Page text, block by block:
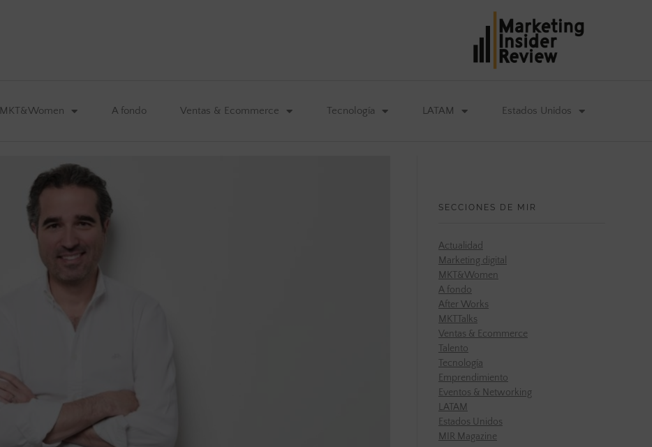
MKT&Women A fondo Ventas & Ecommerce Tecnología LATAM Estados Unidos
SECCIONES DE MIR
Actualidad
Marketing digital
MKT&Women
A fondo
After Works
MKTTalks
Ventas & Ecommerce
Talento
Tecnología
Emprendimiento
Eventos & Networking
LATAM
Estados Unidos
MIR Magazine